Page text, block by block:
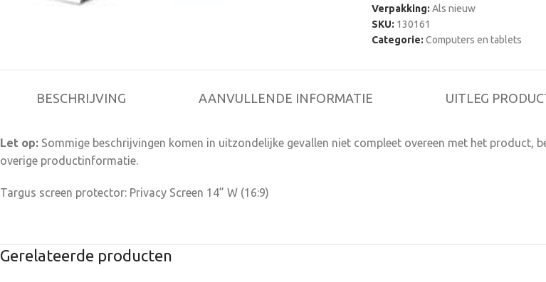
Verpakking: Als nieuw
SKU: 130161
Categorie: Computers en tablets
BESCHRIJVING AANVULLENDE INFORMATIE UITLEG
Let op: Sommige beschrijvingen komen in uitzondelijke gevallen niet compleet overeen met het
overige productinformatie.
Targus screen protector: Privacy Screen 14” W (16:9)
Gerelateerde producten